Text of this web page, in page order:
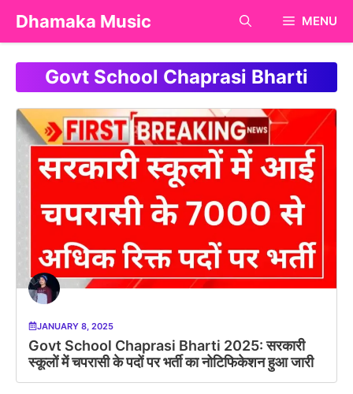
Skip
content
Dhamaka Music MENU
Govt School Chaprasi Bharti
JANUARY 8, 2025
Govt School Chaprasi Bharti 2025: सरकारी
स्कूलों में चपरासी के पदों पर भर्ती का नोटिफिकेशन हुआ जारी